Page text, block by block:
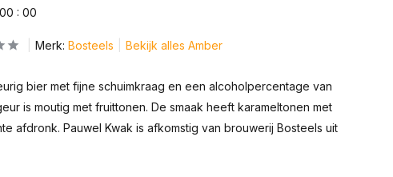
spaar automatisch voor
spaar automatisch voor
00 : 00
Merk: Bosteels Bekijk alles Amber
bier met fijne schuimkraag en een alcoholpercentage van
is moutig met fruittonen. De smaak heeft karameltonen met
afdronk. Pauwel Kwak is afkomstig van brouwerij Bosteels uit